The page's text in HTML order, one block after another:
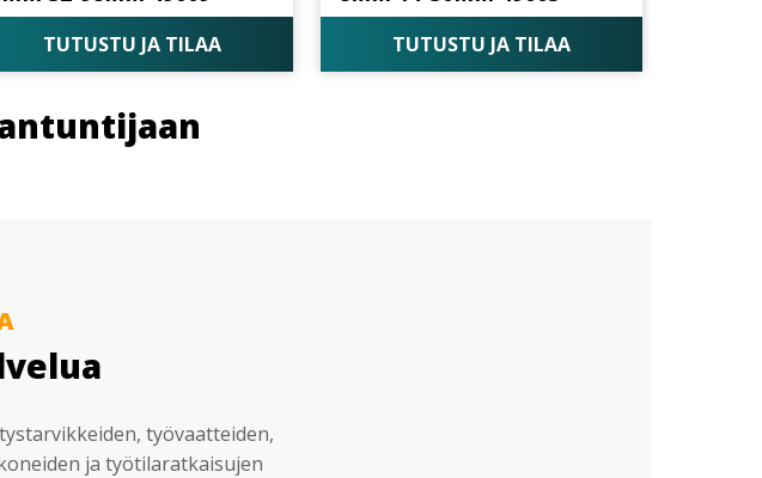
TUTUSTU JA TILAA TUTUSTU JA TILAA
työvaatteiden,
ja työtilaratkaisujen